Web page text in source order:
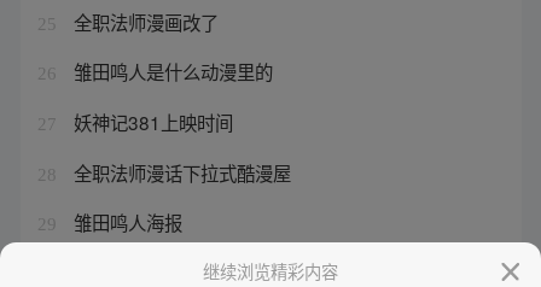
25 全职法师漫画改了
26 雏田鸣人是什么动漫里的
27 妖神记381上映时间
28 全职法师漫话下拉式酷漫屋
29 雏田鸣人海报
全职法师漫画解说学府之争
继续浏览精彩内容